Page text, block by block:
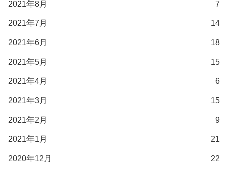
2021年8月 7
2021年7月 14
2021年6月 18
2021年5月 15
2021年4月 6
2021年3月 15
2021年2月 9
2021年1月 21
2020年12月 22